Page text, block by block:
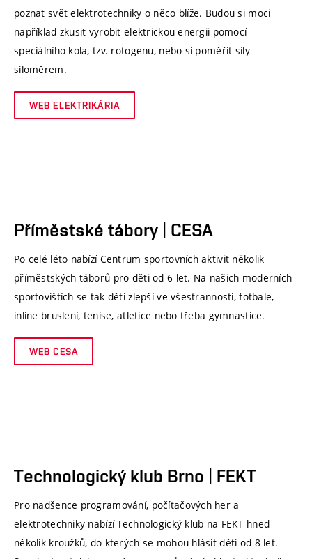
poznat svět elektrotechniky o něco blíže. Budou si moci
například zkusit vyrobit elektrickou energii pomocí
speciálního kola, tzv. rotogenu, nebo si poměřit síly
siloměrem.
WEB ELEKTRIKÁRIA
Příměstské tábory | CESA
Po celé léto nabízí Centrum sportovních aktivit několik
příměstských táborů pro děti od 6 let. Na našich moderních
sportovištích se tak děti zlepší ve všestrannosti, fotbale,
inline bruslení, tenise, atletice nebo třeba gymnastice.
WEB CESA
Technologický klub Brno | FEKT
Pro nadšence programování, počítačových her a
elektrotechniky nabízí Technologický klub na FEKT hned
několik kroužků, do kterých se mohou hlásit děti od 8 let.